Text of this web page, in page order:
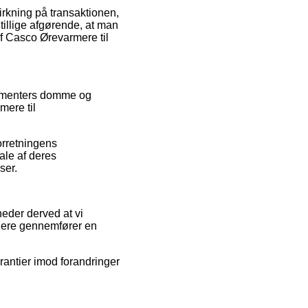
på transaktionen,
afgørende, at man
Casco Ørevarmere til
domme og
til
af deres
derved at vi
gennemfører en
imod forandringer